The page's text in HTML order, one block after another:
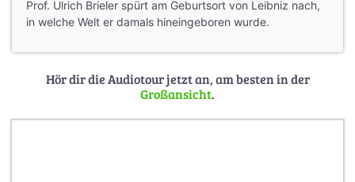
Prof. Ulrich Brieler spürt am Geburtsort von Leibniz nach,
in welche Welt er damals hineingeboren wurde.
Hör dir die Audiotour jetzt an, am besten in der
Großansicht.